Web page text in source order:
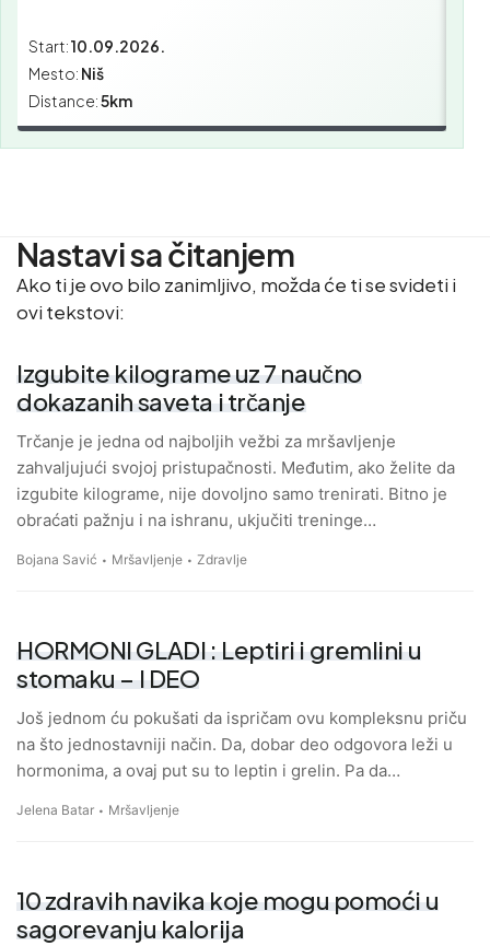
Start:10.09.2026.
Mesto: Niš
Distance:5km
Nastavi sa čitanjem
Ako ti je ovo bilo zanimljivo, možda će ti se svideti i
ovi tekstovi:
Izgubite kilograme uz 7 naučno
dokazanih saveta i trčanje
Trčanje je jedna od najboljih vežbi za mršavljenje
zahvaljujući svojoj pristupačnosti. Međutim, ako želite da
izgubite kilograme, nije dovoljno samo trenirati. Bitno je
obraćati pažnju i na ishranu, ukjučiti treninge…
Bojana Savić Mršavljenje Zdravlje
HORMONI GLADI : Leptiri i gremlini u
stomaku – I DEO
Još jednom ću pokušati da ispričam ovu kompleksnu priču
na što jednostavniji način. Da, dobar deo odgovora leži u
hormonima, a ovaj put su to leptin i grelin. Pa da…
Jelena Batar Mršavljenje
10 zdravih navika koje mogu pomoći u
sagorevanju kalorija